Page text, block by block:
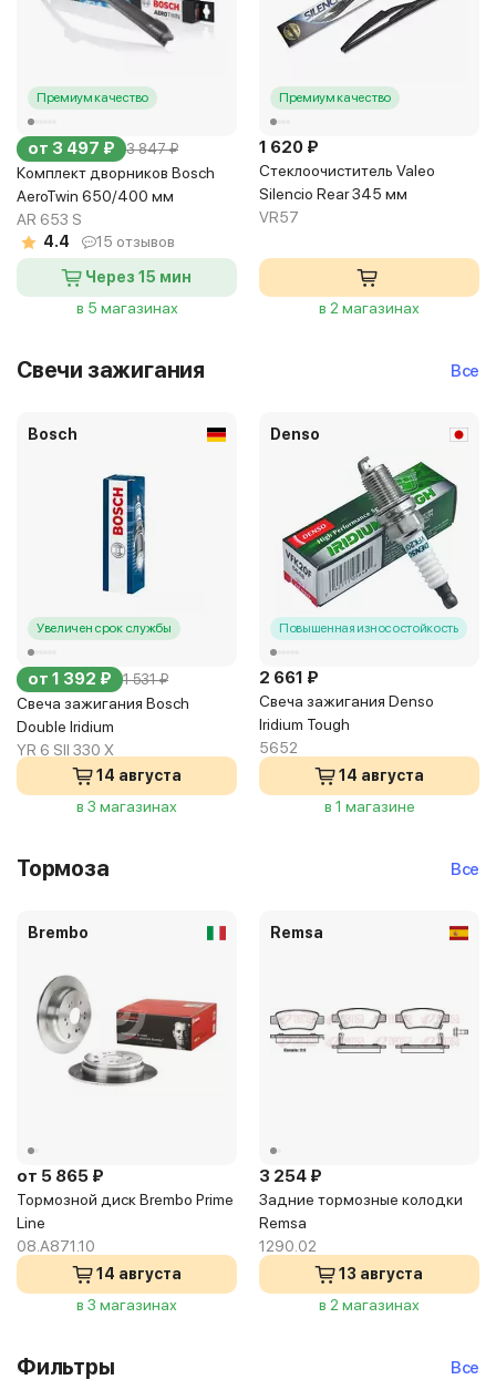
Премиум качество
от 3 497 ₽ 3 847 ₽
Комплект дворников Bosch
AeroTwin 650/400 мм
AR 653 S
4.4
15 отзывов
Через 15 мин
в 5 магазинах
Премиум качество
1 620 ₽
Стеклоочиститель Valeo
Silencio Rear 345 мм
VR57
в 2 магазинах
Свечи зажигания Все
Bosch
Увеличен срок службы
от 1 392 ₽ 1 531 ₽
Свеча зажигания Bosch
Double Iridium
YR 6 SII 330 X
14 августа
в 3 магазинах
Denso
Повышенная износостойкость
2 661 ₽
Свеча зажигания Denso
Iridium Tough
5652
14 августа
в 1 магазине
Тормоза Все
Brembo
от 5 865 ₽
Тормозной диск Brembo Prime
Line
08.A871.10
14 августа
в 3 магазинах
Remsa
3 254 ₽
Задние тормозные колодки
Remsa
1290.02
13 августа
в 2 магазинах
Фильтры Все